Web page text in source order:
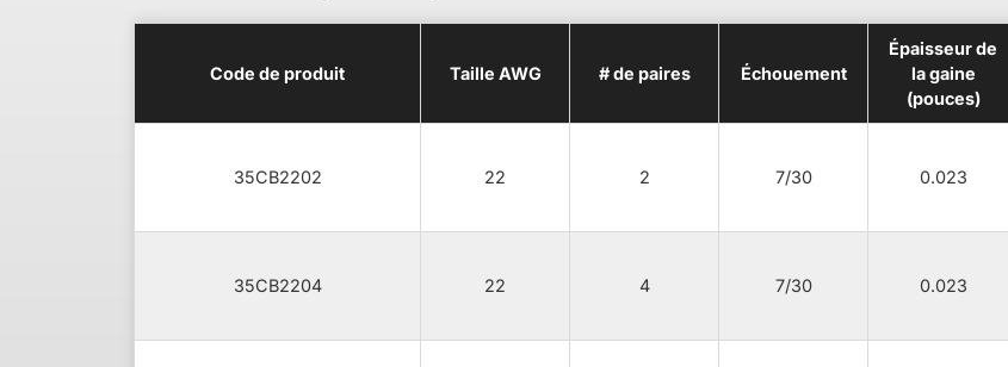
Code de produit Taille AWG # de paires Échouement
Épaisseur de
la gaine
(pouces)
35CB2202 22 2 7/30 0.023
35CB2204 22 4 7/30 0.023